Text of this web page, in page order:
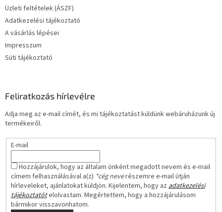
Üzleti feltételek (ÁSZF)
Adatkezelési tájékoztató
A vásárlás lépései
Impresszum
Süti tájékoztató
Feliratkozás hírlevélre
Adja meg az e-mail címét, és mi tájékoztatást küldünk webáruházunk új
termékeiről.
E-mail
Hozzájárulok, hogy az általam önként megadott nevem és e-mail
címem felhasználásával a(z) *cég neverészemre e-mail útján
hírleveleket, ajánlatokat küldjön. Kijelentem, hogy az adatkezelési
tájékoztatótelolvastam. Megértettem, hogy a hozzájárulásom
bármikor visszavonhatom.